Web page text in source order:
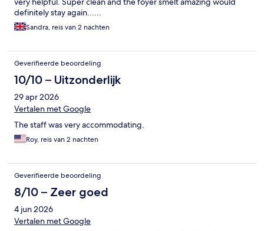
definitely stay again......
Sandra, reis van 2 nachten
Geverifieerde beoordeling
10/10 – Uitzonderlijk
29 apr 2026
Vertalen met Google
The staff was very accommodating.
Roy, reis van 2 nachten
Geverifieerde beoordeling
8/10 – Zeer goed
4 jun 2026
Vertalen met Google